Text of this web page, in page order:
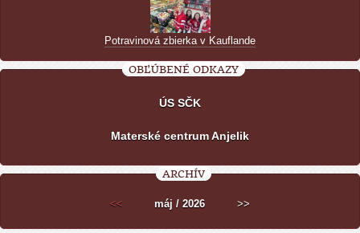
Potravinová zbierka v Kauflande
OBĽÚBENÉ ODKAZY
ÚS SČK
Materské centrum Anjelik
ARCHÍV
<< máj / 2026 >>